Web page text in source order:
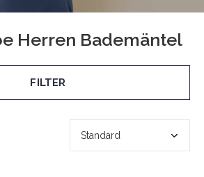
Herren Bademäntel
FILTER